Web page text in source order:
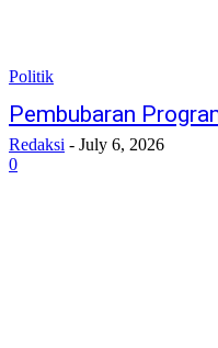
Politik
Pembubaran
Redaksi - July 6, 2026
0